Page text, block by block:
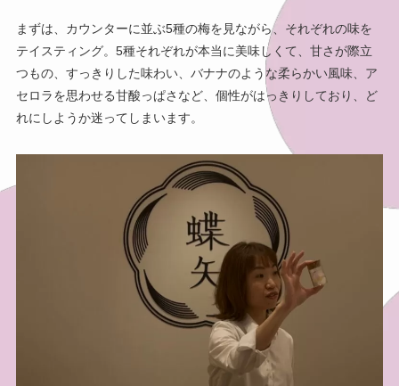
まずは、カウンターに並ぶ5種の梅を見ながら、それぞれの味を
テイスティング。5種それぞれが本当に美味しくて、甘さが際立
つもの、すっきりした味わい、バナナのような柔らかい風味、ア
セロラを思わせる甘酸っぱさなど、個性がはっきりしており、ど
れにしようか迷ってしまいます。